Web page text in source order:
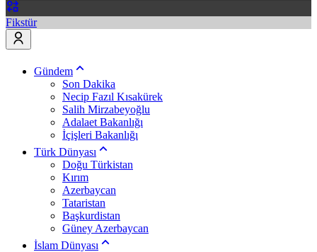
Fikstür
Gündem
Son Dakika
Necip Fazıl Kısakürek
Salih Mirzabeyoğlu
Adalaet Bakanlığı
İçişleri Bakanlığı
Türk Dünyası
Doğu Türkistan
Kırım
Azerbaycan
Tataristan
Başkurdistan
Güney Azerbaycan
İslam Dünyası